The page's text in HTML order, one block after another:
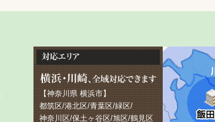
【神奈川県 横浜市】
都筑区/港北区/青葉区/緑区/
神奈川区/保土ヶ谷区/旭区/鶴見区